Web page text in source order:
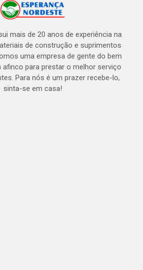
mais de 20 anos de experiência na
de construção e suprimentos
uma empresa de gente do bem
afinco para prestar o melhor serviço
Para nós é um prazer recebe-lo,
sinta-se em casa!